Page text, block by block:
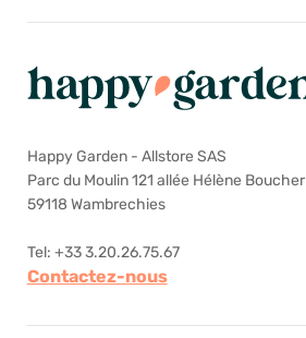
Happy Garden - Allstore SAS
Parc du Moulin 121 allée Hélène Boucher
59118 Wambrechies
Tel: +33 3.20.26.75.67
Contactez-nous